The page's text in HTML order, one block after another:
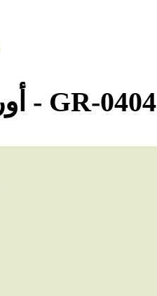
- GR-0404